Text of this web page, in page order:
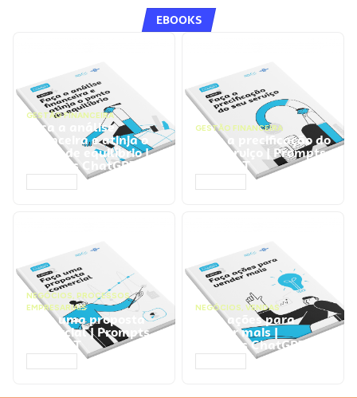
EBOOKS
GESTÃO FINANCEIRA
Faça a análise
financeira e atinja o
ponto de equilíbrio |
Prompts ChatGPT
GESTÃO FINANCEIRA
Faça a precificação do
seu serviço | Prompts
ChatGPT
NEGÓCIOS, PROCESSOS
EMPRESARIAIS
Faça uma proposta
comercial | Prompts
ChatGPT
NEGÓCIOS, VENDAS
Faça ações para
vender mais |
Prompts ChatGPT